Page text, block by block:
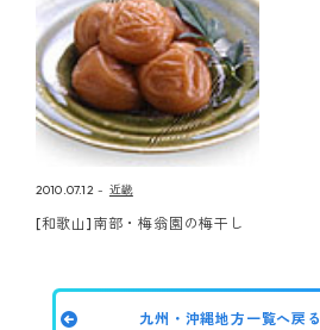
2010.07.12 近畿
[和歌山]南部・梅翁園の梅干し
九州・沖縄地方一覧へ戻る